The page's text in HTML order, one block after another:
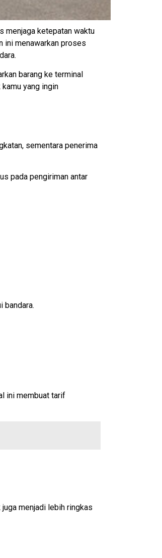
menjaga ketepatan waktu
ini menawarkan proses
barang ke terminal
yang ingin
sementara penerima
pada pengiriman antar
bandara.
ini membuat tarif
menjadi lebih ringkas